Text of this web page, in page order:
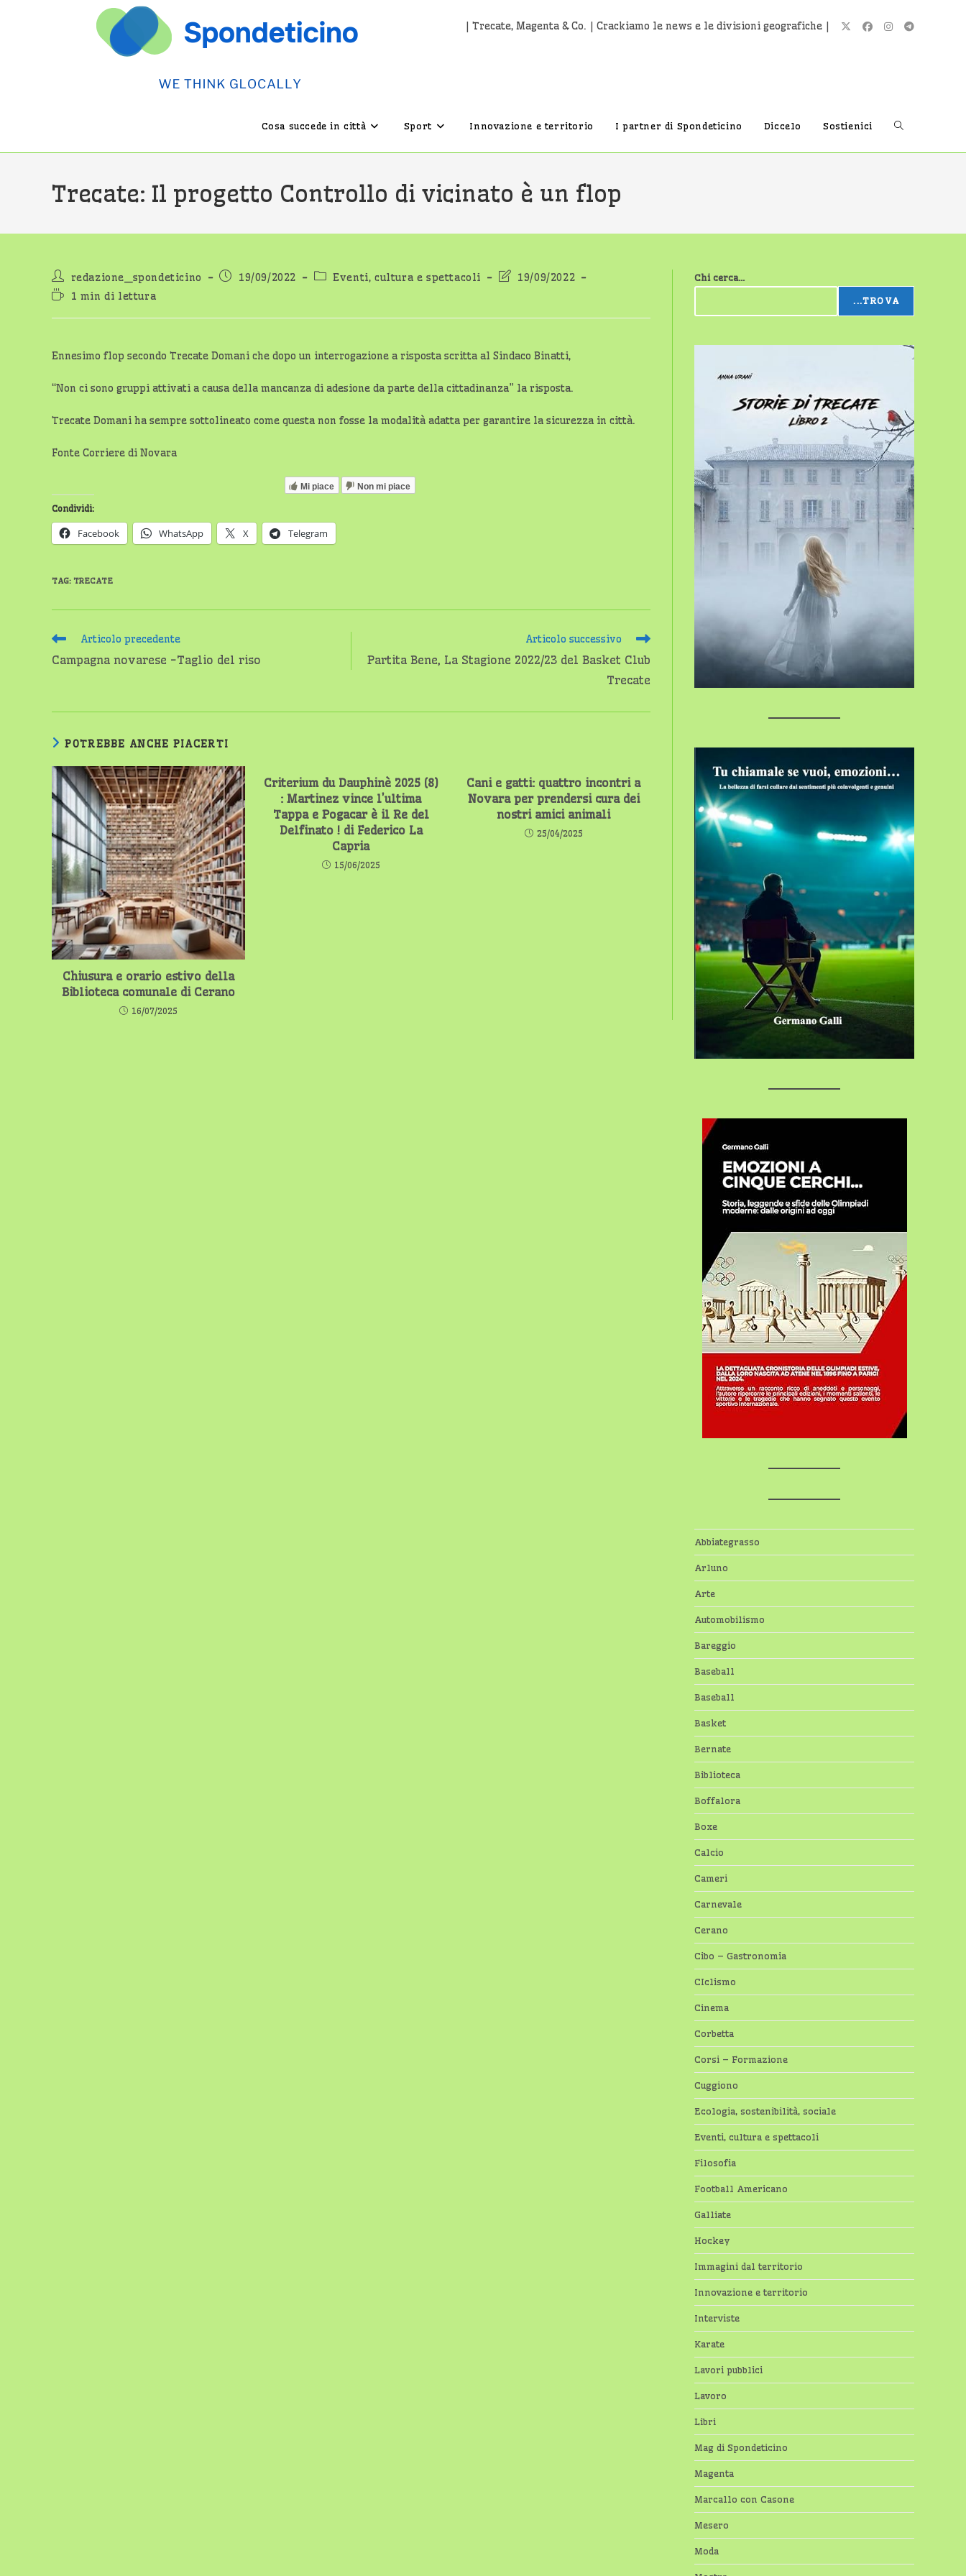
| Trecate, Magenta & Co. | Crackiamo le news e le divisioni geografiche |
Cosa succede in città Sport Innovazione e territorio I partner di Spondeticino Diccelo Sostienici Attiva/
ricerca
sul
Trecate: Il progetto Controllo di vicinato è un flop
Autore
dell'articolo:
redazione_spondeticino
Articolo
19/09/2022
Categoria
Eventi, cultura e spettacoli
Ultima19/09/2022
Tempo
lettura:
1 min di lettura
Ennesimo flop secondo Trecate Domani che dopo un interrogazione a risposta scritta al Sindaco Binatti,
“Non ci sono gruppi attivati a causa della mancanza di adesione da parte della cittadinanza” la risposta.
Trecate Domani ha sempre sottolineato come questa non fosse la modalità adatta per garantire la sicurezza in città.
Fonte Corriere di Novara
Mi piace Non mi piace
Condividi:
Facebook WhatsApp X Telegram
TAG: TRECATE
Leggi
articoli
Articolo precedente
Campagna novarese -Taglio del riso
Articolo successivo
Partita Bene, La Stagione 2022/23 del Basket Club
Trecate
POTREBBE ANCHE PIACERTI
Chiusura e orario estivo della
Biblioteca comunale di Cerano
16/07/2025
Criterium du Dauphinè 2025 (8)
: Martinez vince l’ultima
Tappa e Pogacar è il Re del
Delfinato ! di Federico La
Capria
15/06/2025
Cani e gatti: quattro incontri a
Novara per prendersi cura dei
nostri amici animali
25/04/2025
Chi cerca...
...TROVA
Abbiategrasso
Arluno
Arte
Automobilismo
Bareggio
Baseball
Baseball
Basket
Bernate
Biblioteca
Boffalora
Boxe
Calcio
Cameri
Carnevale
Cerano
Cibo – Gastronomia
CIclismo
Cinema
Corbetta
Corsi – Formazione
Cuggiono
Ecologia, sostenibilità, sociale
Eventi, cultura e spettacoli
Filosofia
Football Americano
Galliate
Hockey
Immagini dal territorio
Innovazione e territorio
Interviste
Karate
Lavori pubblici
Lavoro
Libri
Mag di Spondeticino
Magenta
Marcallo con Casone
Mesero
Moda